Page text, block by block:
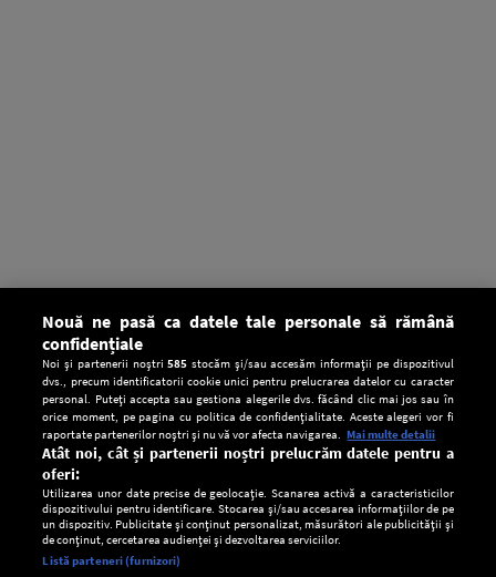
Setări:
Nouă ne pasă ca datele tale personale să rămână
confidențiale
Noi și partenerii noștri585 stocăm și/sau accesăm informații pe dispozitivul
dvs., precum identificatorii cookie unici pentru prelucrarea datelor cu caracter
personal. Puteți accepta sau gestiona alegerile dvs. făcând clic mai jos sau în
orice moment, pe pagina cu politica de confidențialitate. Aceste alegeri vor fi
raportate partenerilor noștri și nu vă vor afecta navigarea. Mai multe detalii
Atât noi, cât și partenerii noștri prelucrăm datele pentru a
oferi:
Utilizarea unor date precise de geolocație. Scanarea activă a caracteristicilor
dispozitivului pentru identificare. Stocarea și/sau accesarea informațiilor de pe
un dispozitiv. Publicitate și conținut personalizat, măsurători ale publicității și
de conținut, cercetarea audienței și dezvoltarea serviciilor.
Listă parteneri (furnizori)